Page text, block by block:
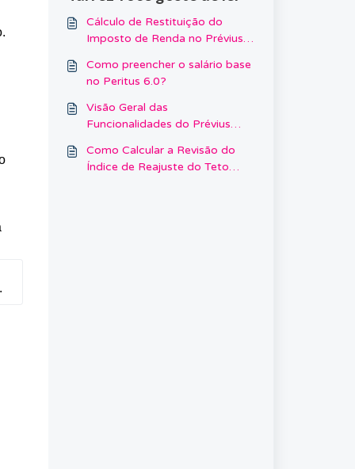
Cálculo de Restituição do
Imposto de Renda no Prévius
Como preencher o salário base
no Peritus 6.0?
Visão Geral das
Funcionalidades do Prévius
Como Calcular a Revisão do
Índice de Reajuste do Teto